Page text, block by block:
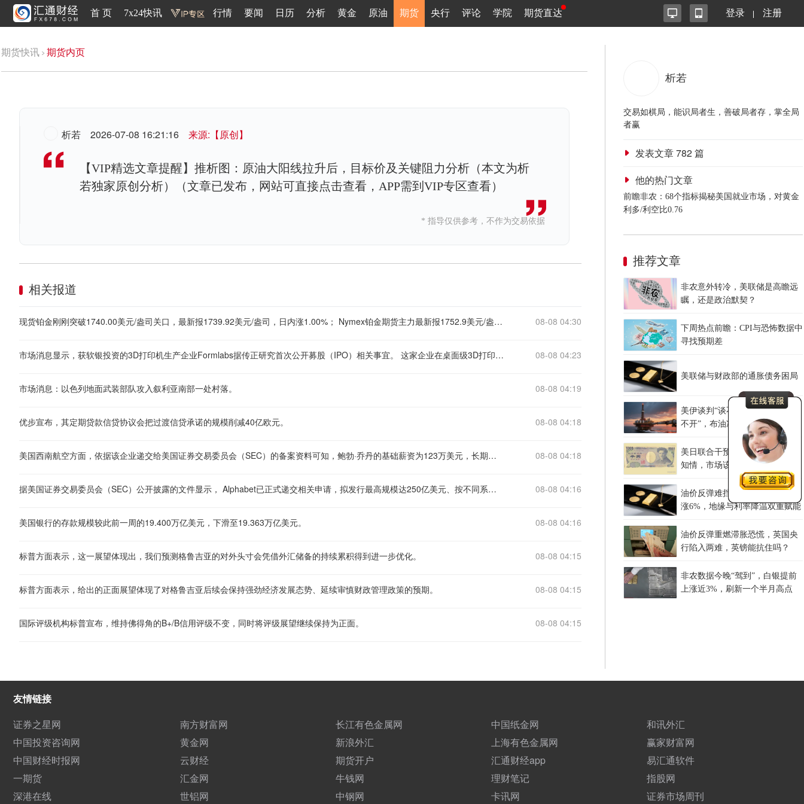
首 页 7x24快讯 行情 要闻 日历 分析 黄金 原油 期货 央行 评论 学院 期货直达 登录 注册
期货快讯 期货内页
析若 2026-07-08 16:21:16 来源:【原创】
【VIP精选文章提醒】推析图：原油大阳线拉升后，目标价及关键阻力分析（本文为析
若独家原创分析）（文章已发布，网站可直接点击查看，APP需到VIP专区查看）
* 指导仅供参考，不作为交易依据
相关报道
现货铂金刚刚突破1740.00美元/盎司关口，最新报1739.92美元/盎司，日内涨1.00%； Nymex铂金期货主力最新报1752.9美元/盎司，日内涨0.86%； 08-08 04:30
市场消息显示，获软银投资的3D打印机生产企业Formlabs据传正研究首次公开募股（IPO）相关事宜。 这家企业在桌面级3D打印领域拥有较强的技术积累，此前就曾多次传出上市相关的市场传闻，此次如若正式推进IPO，也有望给当前的3D打印行业资本市场带来新的关注度。 08-08 04:23
市场消息：以色列地面武装部队攻入叙利亚南部一处村落。 08-08 04:19
优步宣布，其定期贷款信贷协议会把过渡信贷承诺的规模削减40亿欧元。 08-08 04:18
美国西南航空方面，依据该企业递交给美国证券交易委员会（SEC）的备案资料可知，鲍勃·乔丹的基础薪资为123万美元，长期激励目标倍数设定为1200%，短期激励目标倍数为200%。 08-08 04:18
据美国证券交易委员会（SEC）公开披露的文件显示， Alphabet已正式递交相关申请，拟发行最高规模达250亿美元、按不同系列划分的中期票据。 08-08 04:16
美国银行的存款规模较此前一周的19.400万亿美元，下滑至19.363万亿美元。 08-08 04:16
标普方面表示，这一展望体现出，我们预测格鲁吉亚的对外头寸会凭借外汇储备的持续累积得到进一步优化。 08-08 04:15
标普方面表示，给出的正面展望体现了对格鲁吉亚后续会保持强劲经济发展态势、延续审慎财政管理政策的预期。 08-08 04:15
国际评级机构标普宣布，维持佛得角的B+/B信用评级不变，同时将评级展望继续保持为正面。 08-08 04:15
析若
交易如棋局，能识局者生，善破局者存，掌全局
者赢
发表文章782篇
他的热门文章
前瞻非农：68个指标揭秘美国就业市场，对黄金
利多/利空比0.76
推荐文章
非农意外转冷，美联储是高瞻远
瞩，还是政治默契？
下周热点前瞻：CPI与恐怖数据中
寻找预期差
美联储与财政部的通胀债务困局
美伊谈判“谈不拢”，红海油轮“绕
不开”，布油冲上83美元后何去何
美日联合干预，欧洲央行事后才
知情，市场该担心什么？
油价反弹难挡金价强势 黄金单周
涨6%，地缘与利率降温双重赋能
油价反弹重燃滞胀恐慌，英国央
行陷入两难，英镑能抗住吗？
非农数据今晚“驾到”，白银提前
上涨近3%，刷新一个半月高点
友情链接
证券之星网
南方财富网 长江有色金属网 中国纸金网
和讯外汇
中国投资咨询网
黄金网 新浪外汇 上海有色金属网
赢家财富网
中国财经时报网
云财经 期货开户 汇通财经app
易汇通软件
一期货
汇金网 牛钱网 理财笔记
指股网
深港在线
世铝网 中钢网 卡讯网 证券市场周刊